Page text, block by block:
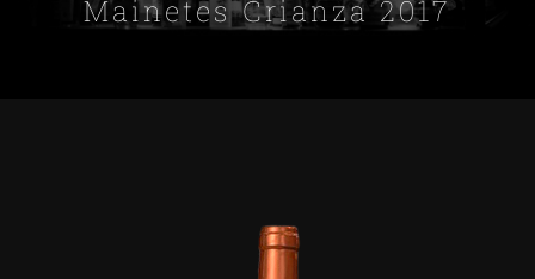
Mainetes Crianza 2017